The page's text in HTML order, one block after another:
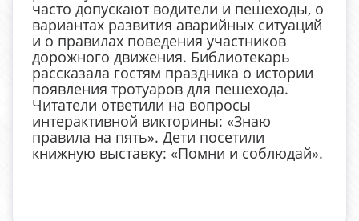
часто допускают водители и пешеходы, о
вариантах развития аварийных ситуаций
и о правилах поведения участников
дорожного движения. Библиотекарь
рассказала гостям праздника о истории
появления тротуаров для пешехода.
Читатели ответили на вопросы
интерактивной викторины: «Знаю
правила на пять». Дети посетили
книжную выставку: «Помни и соблюдай».